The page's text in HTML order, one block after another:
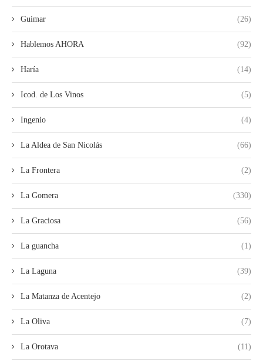
Guimar (26)
Hablemos AHORA (92)
Haría (14)
Icod. de Los Vinos (5)
Ingenio (4)
La Aldea de San Nicolás (66)
La Frontera (2)
La Gomera (330)
La Graciosa (56)
La guancha (1)
La Laguna (39)
La Matanza de Acentejo (2)
La Oliva (7)
La Orotava (11)